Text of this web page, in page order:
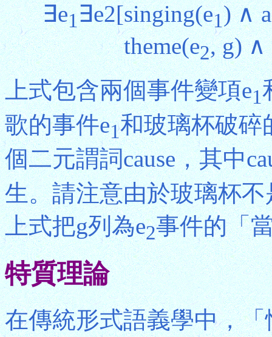
∃e1∃e2[singing(e1) ∧
theme(e2, g) ∧
上式包含兩個事件變項e1
歌的事件e1和玻璃杯破碎
個二元謂詞cause，其中
生。請注意由於玻璃杯
上式把g列為e2事件的「
特質理論
在傳統形式語義學中，